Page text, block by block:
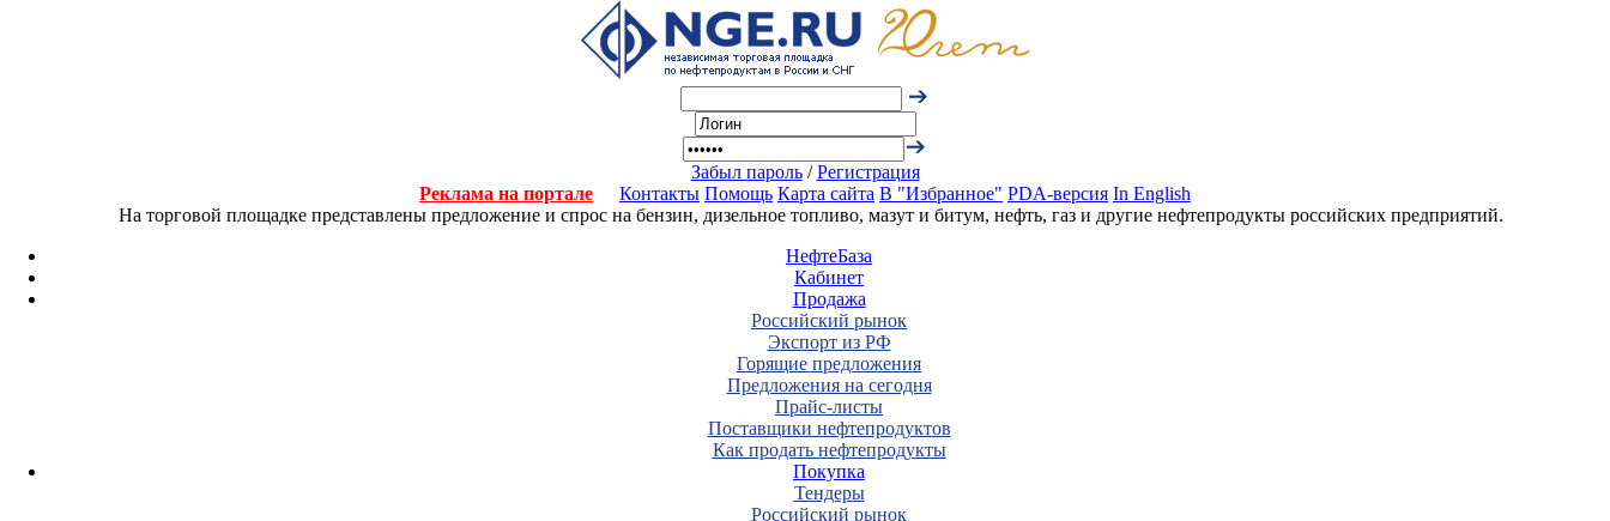
Забыл пароль/Регистрация
Реклама на портале
Контакты Помощь Карта сайта В "Избранное" PDA-версия In English
На торговой площадке представлены предложение и спрос на бензин, дизельное топливо, мазут и битум, нефть, газ и другие нефтепродукты российских предприятий.
НефтеБаза
Кабинет
Продажа
Российский рынок
Экспорт из РФ
Горящие предложения
Предложения на сегодня
Прайс-листы
Поставщики нефтепродуктов
Как продать нефтепродукты
Покупка
Тендеры
Российский рынок